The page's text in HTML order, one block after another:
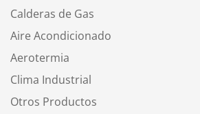
Calderas de Gas
Aire Acondicionado
Aerotermia
Clima Industrial
Otros Productos